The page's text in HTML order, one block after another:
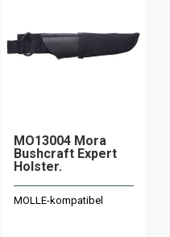
MO13004 Mora
Bushcraft Expert
Holster.
MOLLE-kompatibel